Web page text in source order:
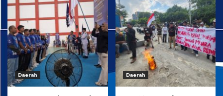
Daerah Daerah